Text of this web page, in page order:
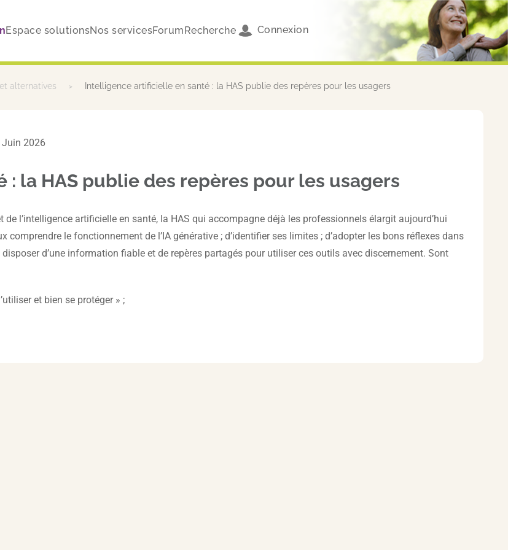
Espace solutionsNos servicesForumRecherche Connexion
alternatives Intelligence artificielle en santé : la HAS publie des repères pour les usagers
Juin 2026
la HAS publie des repères pour les usagers
l’intelligence artificielle en santé, la HAS qui accompagne déjà les professionnels élargit aujourd’hui
le fonctionnement de l’IA générative ; d’identifier ses limites ; d’adopter les bons réflexes dans
d’une information fiable et de repères partagés pour utiliser ces outils avec discernement. Sont
et bien se protéger » ;